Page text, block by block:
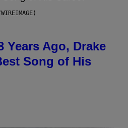
Years Ago, Drake
Song of His